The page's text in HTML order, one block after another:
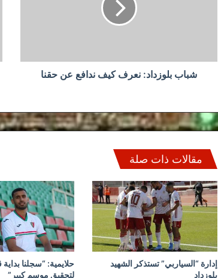
شباب بلوزداد: نعرف كيف ندافع عن حقنا
مقالات ذات صلة
إدارة “السياربي” تستذكر الشهيد
بلوزداد
حلايمية: “سجلنا
لتحقيق موسم كبير”